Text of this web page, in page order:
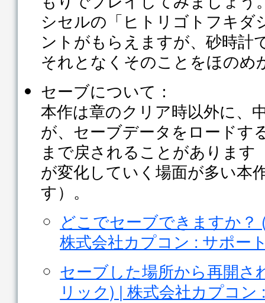
シセルの「ヒトリゴトフキダ
ントがもらえますが、砂時計
それとなくそのことをほのめ
セーブについて：
本作は章のクリア時以外に、
が、セーブデータをロードす
まで戻されることがあります
が変化していく場面が多い本
す）。
どこでセーブできますか
株式会社カプコン : サポー
セーブした場所から再開さ
リック) | 株式会社カプコ